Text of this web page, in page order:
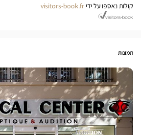
קולות נאספו על ידי visitors-book.fr
תמונות